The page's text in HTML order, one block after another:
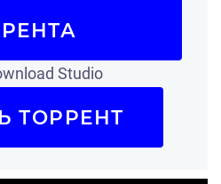
Studio
ТОРРЕНТ